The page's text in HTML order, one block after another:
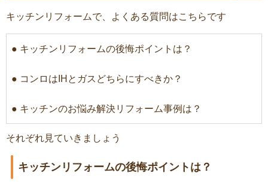
キッチンリフォームで、よくある質問はこちらです
● キッチンリフォームの後悔ポイントは？
● コンロはIHとガスどちらにすべきか？
● キッチンのお悩み解決リフォーム事例は？
それぞれ見ていきましょう
キッチンリフォームの後悔ポイントは？